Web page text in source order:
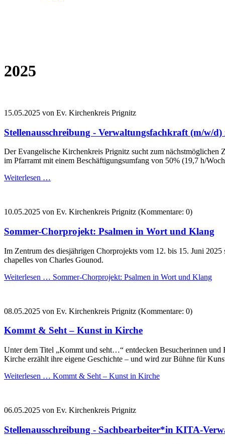
2025
15.05.2025 von Ev. Kirchenkreis Prignitz
Stellenausschreibung - Verwaltungsfachkraft (m/w/
Der Evangelische Kirchenkreis Prignitz sucht zum
im Pfarramt mit einem Beschäftigungsumfang von 50% (19,7 h/
Weiterlesen …
10.05.2025 von Ev. Kirchenkreis Prignitz (Kommentare: 0)
Sommer-Chorprojekt: Psalmen in Wort und Klang
Im Zentrum des diesjährigen Chorprojekts vom 12. bis 15. Juni
chapelles von Charles Gounod.
Weiterlesen … Sommer-Chorprojekt: Psalmen in Wort und Klang
08.05.2025 von Ev. Kirchenkreis Prignitz (Kommentare: 0)
Kommt & Seht – Kunst in Kirche
Unterdem Titel „Kommt und seht…“ entdecken Besucherinnen und
Kirche erzählt ihre eigene Geschichte – und wird zurBühne für
Weiterlesen … Kommt & Seht – Kunst in Kirche
06.05.2025 von Ev. Kirchenkreis Prignitz
Stellenausschreibung - Sachbearbeiter*in KITA-